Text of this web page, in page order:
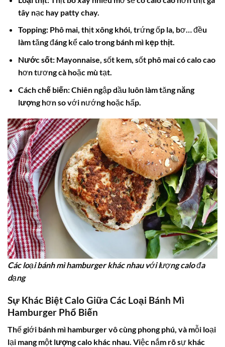
tây nạc hay patty chay.
Topping: Phô mai, thịt xông khói, trứng ốp la, bơ… đều
làm tăng đáng kểcalo trong bánh mì kẹp thịt.
Nước sốt: Mayonnaise, sốt kem, sốt phô mai cócalocao
hơn tương cà hoặc mù tạt.
Cách chế biến: Chiên ngập dầu luôn làm tăngnăng
lượnghơn so với nướng hoặc hấp.
Các loại bánh mì hamburger khác nhau với lượng calo đa
dạng
Sự Khác Biệt Calo Giữa Các Loại Bánh Mì
Hamburger Phổ Biến
Thế giới bánh mì hamburgervô cùng phong phú, và mỗi loại
lại mang một lượng calo khác nhau. Việc nắm rõ sự khác